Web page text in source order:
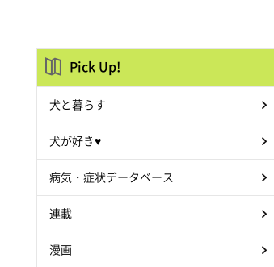
Pick Up!
犬と暮らす
犬が好き♥
病気・症状データベース
連載
漫画